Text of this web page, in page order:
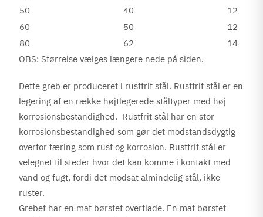
50
40
12
60
50
12
80
62
14
OBS: Størrelse vælges længere nede på siden.
Dette greb er produceret i rustfrit stål. Rustfrit stål er en
legering af en række højtlegerede ståltyper med høj
korrosionsbestandighed. Rustfrit stål har en stor
korrosionsbestandighed som gør det modstandsdygtig
overfor tæring som rust og korrosion. Rustfrit stål er
velegnet til steder hvor det kan komme i kontakt med
vand og fugt, fordi det modsat almindelig stål, ikke
ruster.
Grebet har en mat børstet overflade. En mat børstet